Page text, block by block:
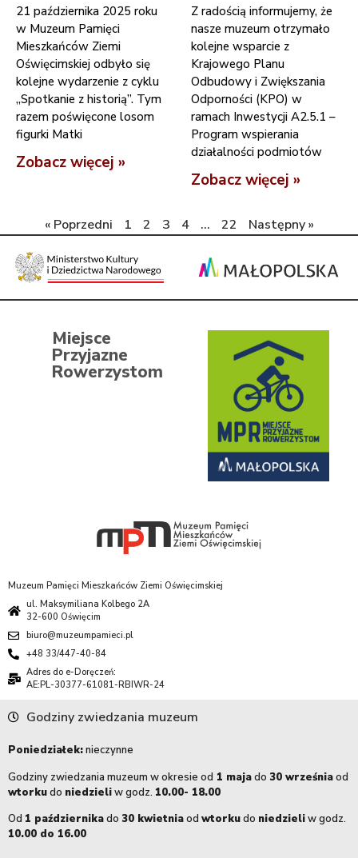
21 października 2025 roku
w Muzeum Pamięci
Mieszkańców Ziemi
Oświęcimskiej odbyło się
kolejne wydarzenie z cyklu
„Spotkanie z historią”. Tym
razem poświęcone losom
figurki Matki
Zobacz więcej »
Z radością informujemy, że
nasze muzeum otrzymało
kolejne wsparcie z
Krajowego Planu
Odbudowy i Zwiększania
Odporności (KPO) w
ramach Inwestycji A2.5.1 –
Program wspierania
działalności podmiotów
Zobacz więcej »
« Poprzedni 1 2 3 4 … 22 Następny »
Miejsce
Przyjazne
Rowerzystom
Muzeum Pamięci Mieszkańców Ziemi Oświęcimskiej
ul. Maksymiliana Kolbego 2A
32-600 Oświęcim
biuro@muzeumpamieci.pl
+48 33/447-40-84
Adres do e-Doręczeń:
AE:PL-30377-61081-RBIWR-24
Godziny zwiedzania muzeum
Poniedziałek:nieczynne
Godziny zwiedzania muzeum w okresie od 1 majado 30 wrześniaod
wtorkudo niedzieliw godz. 10.00- 18.00
Od 1 październikado 30 kwietniaod wtorkudo niedzieliw godz.
10.00 do 16.00